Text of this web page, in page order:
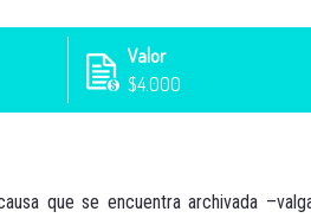
Valor
$4.000
que se encuentra archivada